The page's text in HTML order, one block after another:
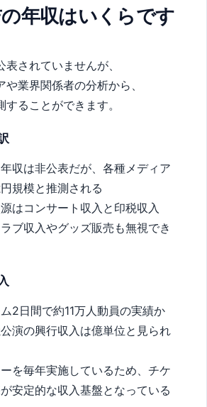
年収はいくらです
されていませんが、
業界関係者の分析から、
ることができます。
収は非公表だが、各種メディア
規模と推測される
はコンサート収入と印税収入
ブ収入やグッズ販売も無視でき
2日間で約11万人動員の実績か
演の興行収入は億単位と見られ
を毎年実施しているため、チケ
安定的な収入基盤となっている